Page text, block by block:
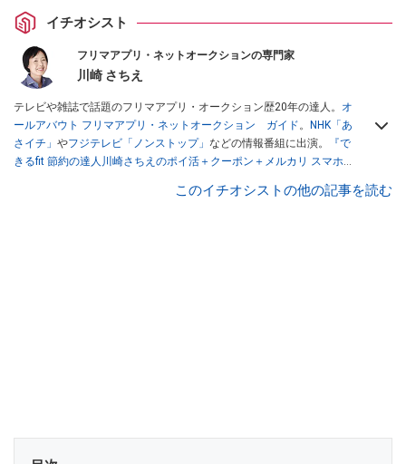
イチオシスト
フリマアプリ・ネットオークションの専門家
川崎 さちえ
テレビや雑誌で話題のフリマアプリ・オークション歴20年の達人。 オ
ールアバウト フリマアプリ・ネットオークション ガイド。
NHK「あ
さイチ」 やフジテレビ「ノンストップ」 などの情報番組に出演。
『で
きるfit 節約の達人川崎さちえのポイ活＋クーポン＋メルカリ スマホで
スマホ1つでスキマ時間に効率的に稼ぐ！』（翔泳社刊） ほか著書多
このイチオシストの他の記事を読む